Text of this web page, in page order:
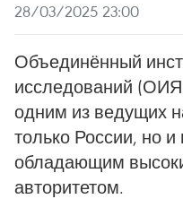
28/03/2025 23:00
Объединённый
исследований
одним из ведущих
только России, но и
обладающим
авторитетом.